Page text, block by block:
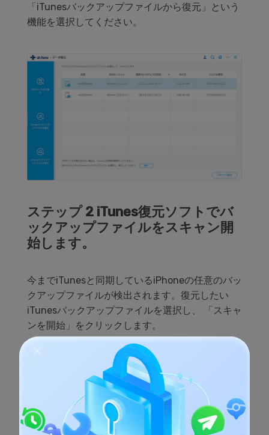
「iTunesバックアップファイルから復元」という
機能を選択してください。
ステップ 2 iTunes復元ソフトでバ
ックアップファイルをスキャン開
始します。
今までiTunesと同期しているiPhoneの任意のバッ
クアップファイルが検出されます。復元したい
iTunesバックアップファイルを選択し、 「スキャ
ンを開始」をクリックします。